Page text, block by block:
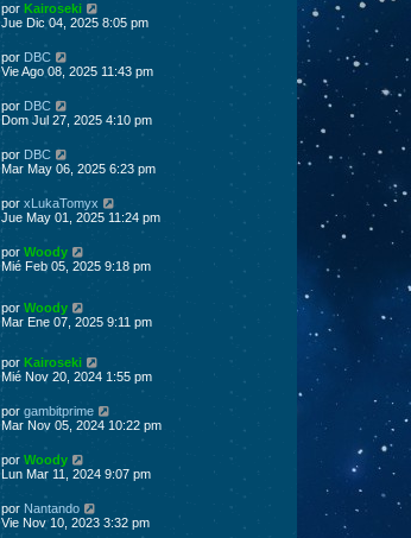
por Kairoseki
Jue Dic 04, 2025 8:05 pm
por DBC
Vie Ago 08, 2025 11:43 pm
por DBC
Dom Jul 27, 2025 4:10 pm
por DBC
Mar May 06, 2025 6:23 pm
por xLukaTomyx
Jue May 01, 2025 11:24 pm
por Woody
Mié Feb 05, 2025 9:18 pm
por Woody
Mar Ene 07, 2025 9:11 pm
por Kairoseki
Mié Nov 20, 2024 1:55 pm
por gambitprime
Mar Nov 05, 2024 10:22 pm
por Woody
Lun Mar 11, 2024 9:07 pm
por Nantando
Vie Nov 10, 2023 3:32 pm